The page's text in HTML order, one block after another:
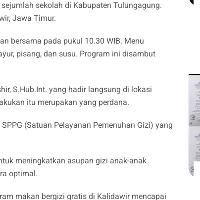
sekolah di Kabupaten Tulungagung.
Jawa Timur.
bersama pada pukul 10.30 WIB. Menu
pisang, dan susu. Program ini disambut
S.Hub.Int. yang hadir langsung di lokasi
itu merupakan yang perdana.
(Satuan Pelayanan Pemenuhan Gizi) yang
meningkatkan asupan gizi anak-anak
optimal.
makan bergizi gratis di Kalidawir mencapai